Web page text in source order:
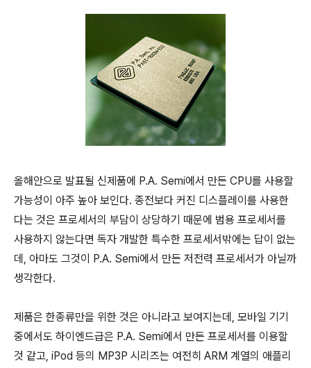
올해안으로 발표될 신제품에 P.A. Semi에서 만든 CPU를 사용할
가능성이 아주 높아 보인다. 종전보다 커진 디스플레이를 사용한
다는 것은 프로세서의 부담이 상당하기 때문에 범용 프로세서를
사용하지 않는다면 독자 개발한 특수한 프로세서밖에는 답이 없는
데, 아마도 그것이 P.A. Semi에서 만든 저전력 프로세서가 아닐까
생각한다.
제품은 한종류만을 위한 것은 아니라고 보여지는데, 모바일 기기
중에서도 하이엔드급은 P.A. Semi에서 만든 프로세서를 이용할
것 같고, iPod 등의 MP3P 시리즈는 여전히 ARM 계열의 애플리